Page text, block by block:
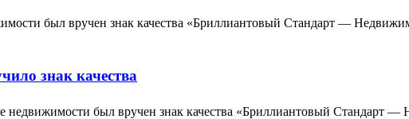
был вручен знак качества «Бриллиантовый Стандарт —
знак качества
недвижимости был вручен знак качества «Бриллиантовый Стандарт —